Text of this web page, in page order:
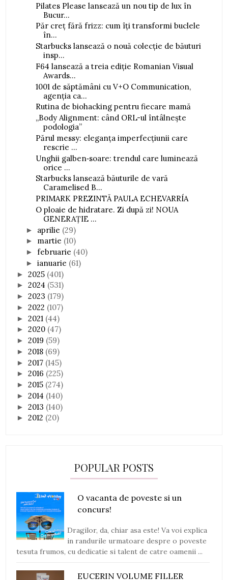
Pilates Please lansează un nou tip de lux în
Bucur...
Păr creț fără frizz: cum îți transformi buclele
în...
Starbucks lansează o nouă colecție de băuturi
insp...
F64 lansează a treia ediție Romanian Visual
Awards...
1001 de săptămâni cu V+O Communication,
agenția ca...
Rutina de biohacking pentru fiecare mamă
„Body Alignment: când ORL-ul întâlnește
podologia”
Părul messy: eleganța imperfecțiunii care
rescrie ...
Unghii galben‑soare: trendul care luminează
orice ...
Starbucks lansează băuturile de vară
Caramelised B...
PRIMARK PREZINTĂ PAULA ECHEVARRÍA
O ploaie de hidratare. Zi după zi! NOUA
GENERAȚIE ...
► aprilie (29)
► martie (10)
►februarie (40)
►ianuarie (61)
►2025 (401)
►2024 (531)
►2023 (179)
►2022 (107)
►2021 (44)
►2020 (47)
►2019 (59)
►2018 (69)
►2017 (145)
►2016 (225)
►2015 (274)
►2014 (140)
►2013 (140)
►2012 (20)
POPULAR POSTS
O vacanta de poveste si un
concurs!
Dragilor, da, chiar asa este! Va voi explica
in randurile urmatoare despre o poveste
tesuta frumos, cu dedicatie si talent de catre oamenii ...
EUCERIN VOLUME FILLER